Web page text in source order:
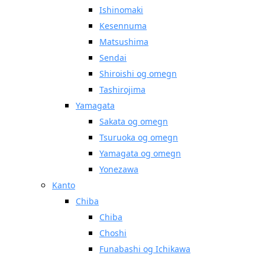
Ishinomaki
Kesennuma
Matsushima
Sendai
Shiroishi og omegn
Tashirojima
Yamagata
Sakata og omegn
Tsuruoka og omegn
Yamagata og omegn
Yonezawa
Kanto
Chiba
Chiba
Choshi
Funabashi og Ichikawa